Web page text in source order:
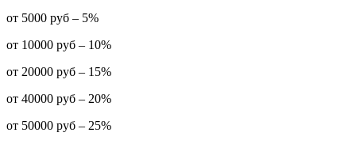
от 5000 руб – 5%
от 10000 руб – 10%
от 20000 руб – 15%
от 40000 руб – 20%
от 50000 руб – 25%